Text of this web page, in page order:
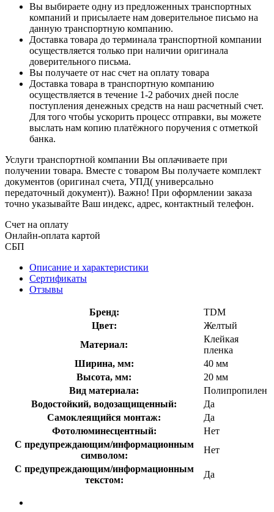
Вы выбираете одну из предложенных транспортных
компаний и присылаете нам доверительное письмо на
данную транспортную компанию.
Доставка товара до терминала транспортной компании
осуществляется только при наличии оригинала
доверительного письма.
Вы получаете от нас счет на оплату товара
Доставка товара в транспортную компанию
осуществляется в течение 1-2 рабочих дней после
поступления денежных средств на наш расчетный счет.
Для того чтобы ускорить процесс отправки, вы можете
выслать нам копию платёжного поручения с отметкой
банка.
Услуги транспортной компании Вы оплачиваете при
получении товара. Вместе с товаром Вы получаете комплект
документов (оригинал счета, УПД( универсально
передаточный документ)). Важно! При оформлении заказа
точно указывайте Ваш индекс, адрес, контактный телефон.
Счет на оплату
Онлайн-оплата картой
СБП
Описание и характеристики
Сертификаты
Отзывы
Бренд:
TDM
Цвет:
Желтый
Материал:
Клейкая
пленка
Ширина, мм:
40 мм
Высота, мм:
20 мм
Вид материала:
Полипропилен
Водостойкий, водозащищенный:
Да
Самоклеящийся монтаж:
Да
Фотолюминесцентный:
Нет
С предупреждающим/информационным
символом:
Нет
С предупреждающим/информационным
текстом:
Да